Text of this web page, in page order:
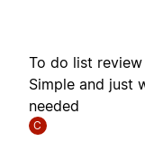
To do list review
Simple and just
needed
C